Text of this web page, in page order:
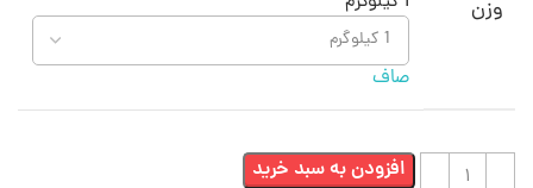
وزن
صاف
افزودن به سبد خرید